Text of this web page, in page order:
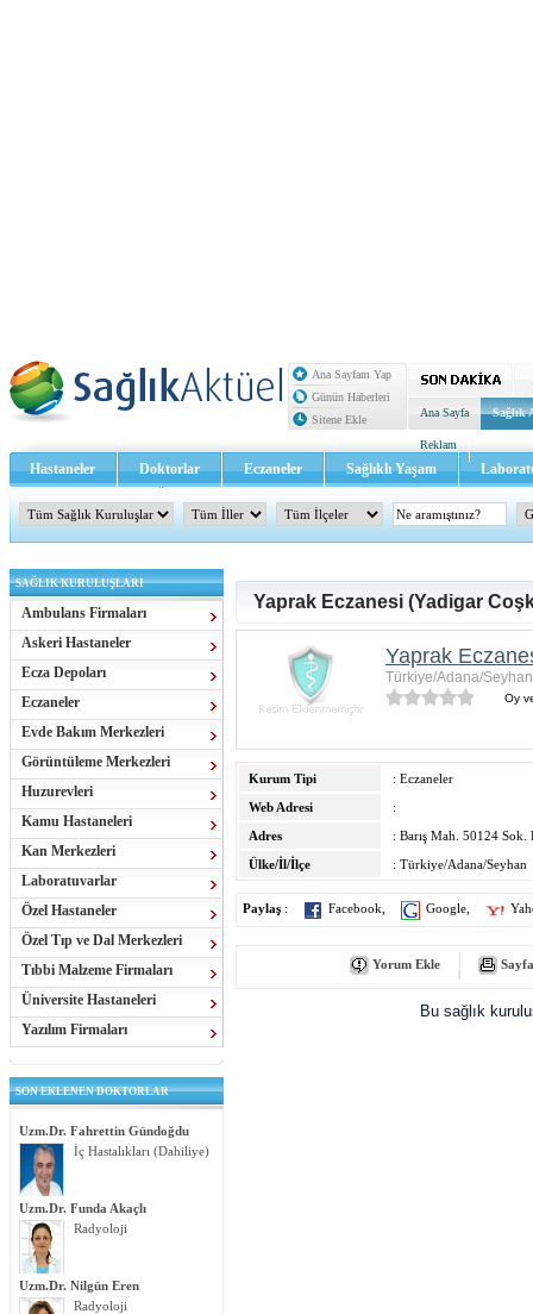
Ana Sayfam Yap
Günün Haberleri
Sitene Ekle
Ana Sayfa Sağlık
Reklam
Hastaneler Doktorlar Eczaneler Sağlıklı Yaşam
Sağlık TV - Video İletişim
SAĞLIK KURULUŞLARI
Ambulans Firmaları
Askeri Hastaneler
Ecza Depoları
Eczaneler
Evde Bakım Merkezleri
Görüntüleme Merkezleri
Huzurevleri
Kamu Hastaneleri
Kan Merkezleri
Laboratuvarlar
Özel Hastaneler
Özel Tıp ve Dal Merkezleri
Tıbbi Malzeme Firmaları
Üniversite Hastaneleri
Yazılım Firmaları
SON EKLENEN DOKTORLAR
Uzm.Dr. Fahrettin Gündoğdu
İç Hastalıkları (Dahiliye)
Uzm.Dr. Funda Akaçlı
Radyoloji
Uzm.Dr. Nilgün Eren
Radyoloji
Yaprak Eczanesi (Yadigar
Yaprak
Türkiye/Adana/Seyhan
Oy
Kurum Tipi
: Eczaneler
Web Adresi
:
Adres
: Barış Mah. 50124 Sok.
Ülke/İl/İlçe
: Türkiye/Adana/Seyhan
Paylaş : Facebook Google
Yorum Ekle
Bu sağlık